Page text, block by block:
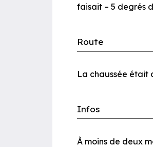
faisait – 5 degrés
Route
La chaussée était
Infos
À moins de deux